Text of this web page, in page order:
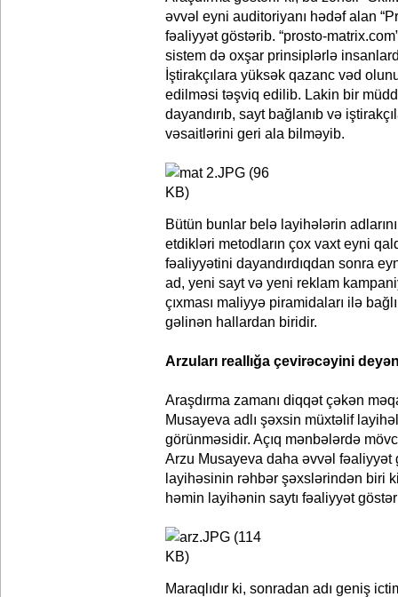
əvvəl eyni auditoriyanı hədəf alan
fəaliyyət göstərib. “prosto-
sistem də oxşar prinsiplərlə
İştirakçılara yüksək qazanc vəd
edilməsi təşviq edilib. Lakin bir
dayandırıb, sayt bağlanıb və
vəsaitlərini geri ala bilməyib.
Bütün bunlar belə layihələrin
etdikləri metodların çox vaxt eyni
fəaliyyətini dayandırdıqdan sonra
ad, yeni sayt və yeni reklam
çıxması maliyyə piramidaları ilə
gəlinən hallardan biridir.
Arzuları reallığa çevirəcəyini
Araşdırma zamanı diqqət çəkən
Musayeva adlı şəxsin müxtəlif
görünməsidir. Açıq mənbələrdə
Arzu Musayeva daha əvvəl fəaliyyət
layihəsinin rəhbər şəxslərindən biri
həmin layihənin saytı fəaliyyət
Maraqlıdır ki, sonradan adı geniş